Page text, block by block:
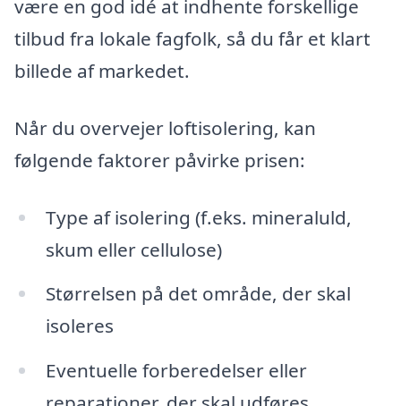
være en god idé at indhente forskellige
tilbud fra lokale fagfolk, så du får et klart
billede af markedet.
Når du overvejer loftisolering, kan
følgende faktorer påvirke prisen:
Type af isolering (f.eks. mineraluld,
skum eller cellulose)
Størrelsen på det område, der skal
isoleres
Eventuelle forberedelser eller